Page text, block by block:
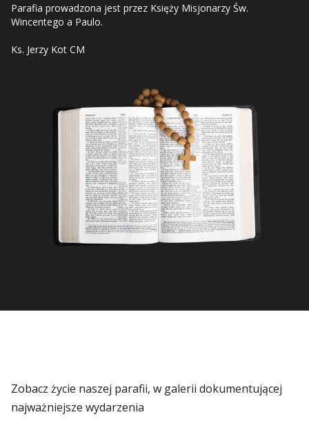
Parafia prowadzona jest przez Księży Misjonarzy Św.
Wincentego a Paulo.
Ks. Jerzy Kot CM
Zobacz życie naszej parafii, w galerii dokumentującej
najważniejsze wydarzenia